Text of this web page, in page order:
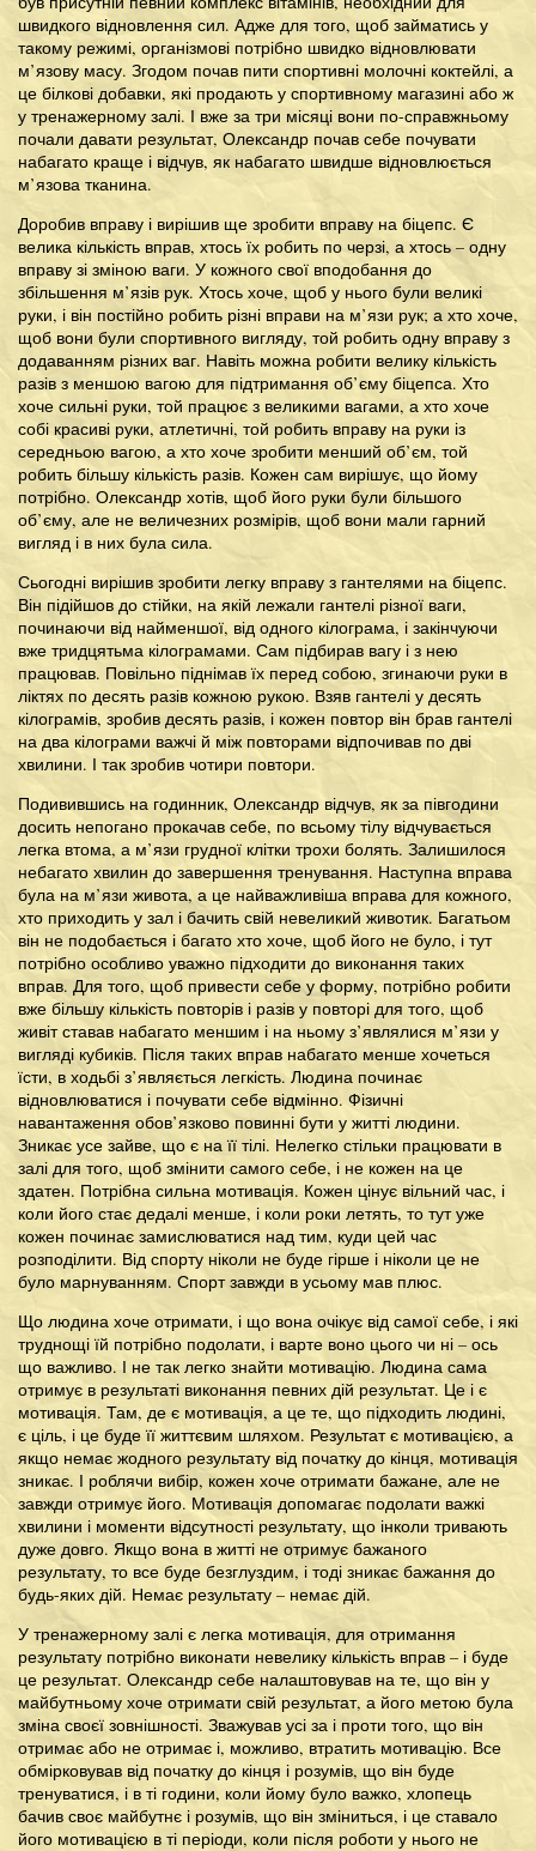
швидкого відновлення сил. Адже для того, щоб займатись у
такому режимі, організмові потрібно швидко відновлювати
м’язову масу. Згодом почав пити спортивні молочні коктейлі, а
це білкові добавки, які продають у спортивному магазині або ж
у тренажерному залі. І вже за три місяці вони по-справжньому
почали давати результат, Олександр почав себе почувати
набагато краще і відчув, як набагато швидше відновлюється
м’язова тканина.
Доробив вправу і вирішив ще зробити вправу на біцепс. Є
велика кількість вправ, хтось їх робить по черзі, а хтось – одну
вправу зі зміною ваги. У кожного свої вподобання до
збільшення м’язів рук. Хтось хоче, щоб у нього були великі
руки, і він постійно робить різні вправи на м’язи рук; а хто хоче,
щоб вони були спортивного вигляду, той робить одну вправу з
додаванням різних ваг. Навіть можна робити велику кількість
разів з меншою вагою для підтримання об’єму біцепса. Хто
хоче сильні руки, той працює з великими вагами, а хто хоче
собі красиві руки, атлетичні, той робить вправу на руки із
середньою вагою, а хто хоче зробити менший об’єм, той
робить більшу кількість разів. Кожен сам вирішує, що йому
потрібно. Олександр хотів, щоб його руки були більшого
об’єму, але не величезних розмірів, щоб вони мали гарний
вигляд і в них була сила.
Сьогодні вирішив зробити легку вправу з гантелями на біцепс.
Він підійшов до стійки, на якій лежали гантелі різної ваги,
починаючи від найменшої, від одного кілограма, і закінчуючи
вже тридцятьма кілограмами. Сам підбирав вагу і з нею
працював. Повільно піднімав їх перед собою, згинаючи руки в
ліктях по десять разів кожною рукою. Взяв гантелі у десять
кілограмів, зробив десять разів, і кожен повтор він брав гантелі
на два кілограми важчі й між повторами відпочивав по дві
хвилини. І так зробив чотири повтори.
Подивившись на годинник, Олександр відчув, як за півгодини
досить непогано прокачав себе, по всьому тілу відчувається
легка втома, а м’язи грудної клітки трохи болять. Залишилося
небагато хвилин до завершення тренування. Наступна вправа
була на м’язи живота, а це найважливіша вправа для кожного,
хто приходить у зал і бачить свій невеликий животик. Багатьом
він не подобається і багато хто хоче, щоб його не було, і тут
потрібно особливо уважно підходити до виконання таких
вправ. Для того, щоб привести себе у форму, потрібно робити
вже більшу кількість повторів і разів у повторі для того, щоб
живіт ставав набагато меншим і на ньому з’являлися м’язи у
вигляді кубиків. Після таких вправ набагато менше хочеться
їсти, в ходьбі з’являється легкість. Людина починає
відновлюватися і почувати себе відмінно. Фізичні
навантаження обов’язково повинні бути у житті людини.
Зникає усе зайве, що є на її тілі. Нелегко стільки працювати в
залі для того, щоб змінити самого себе, і не кожен на це
здатен. Потрібна сильна мотивація. Кожен цінує вільний час, і
коли його стає дедалі менше, і коли роки летять, то тут уже
кожен починає замислюватися над тим, куди цей час
розподілити. Від спорту ніколи не буде гірше і ніколи це не
було марнуванням. Спорт завжди в усьому мав плюс.
Що людина хоче отримати, і що вона очікує від самої себе, і які
труднощі їй потрібно подолати, і варте воно цього чи ні – ось
що важливо. І не так легко знайти мотивацію. Людина сама
отримує в результаті виконання певних дій результат. Це і є
мотивація. Там, де є мотивація, а це те, що підходить людині,
є ціль, і це буде її життєвим шляхом. Результат є мотивацією, а
якщо немає жодного результату від початку до кінця, мотивація
зникає. І роблячи вибір, кожен хоче отримати бажане, але не
завжди отримує його. Мотивація допомагає подолати важкі
хвилини і моменти відсутності результату, що інколи тривають
дуже довго. Якщо вона в житті не отримує бажаного
результату, то все буде безглуздим, і тоді зникає бажання до
будь-яких дій. Немає результату – немає дій.
У тренажерному залі є легка мотивація, для отримання
результату потрібно виконати невелику кількість вправ – і буде
це результат. Олександр себе налаштовував на те, що він у
майбутньому хоче отримати свій результат, а його метою була
зміна своєї зовнішності. Зважував усі за і проти того, що він
отримає або не отримає і, можливо, втратить мотивацію. Все
обмірковував від початку до кінця і розумів, що він буде
тренуватися, і в ті години, коли йому було важко, хлопець
бачив своє майбутнє і розумів, що він зміниться, і це ставало
його мотивацією в ті періоди, коли після роботи у нього не